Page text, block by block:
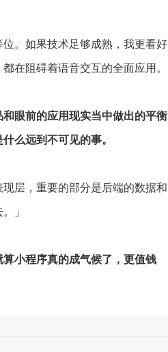
。如果技术足够成熟，我更看好
在阻碍着语音交互的全面应用。
眼前的应用现实当中做出的平衡
么远到不可见的事。
层，重要的部分是后端的数据和
」
小程序真的成气候了，更值钱